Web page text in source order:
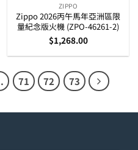
ZIPPO
Zippo 2026丙午馬年亞洲區限
量紀念版火機 (ZPO-46261-2)
$1,268.00
71 72 73